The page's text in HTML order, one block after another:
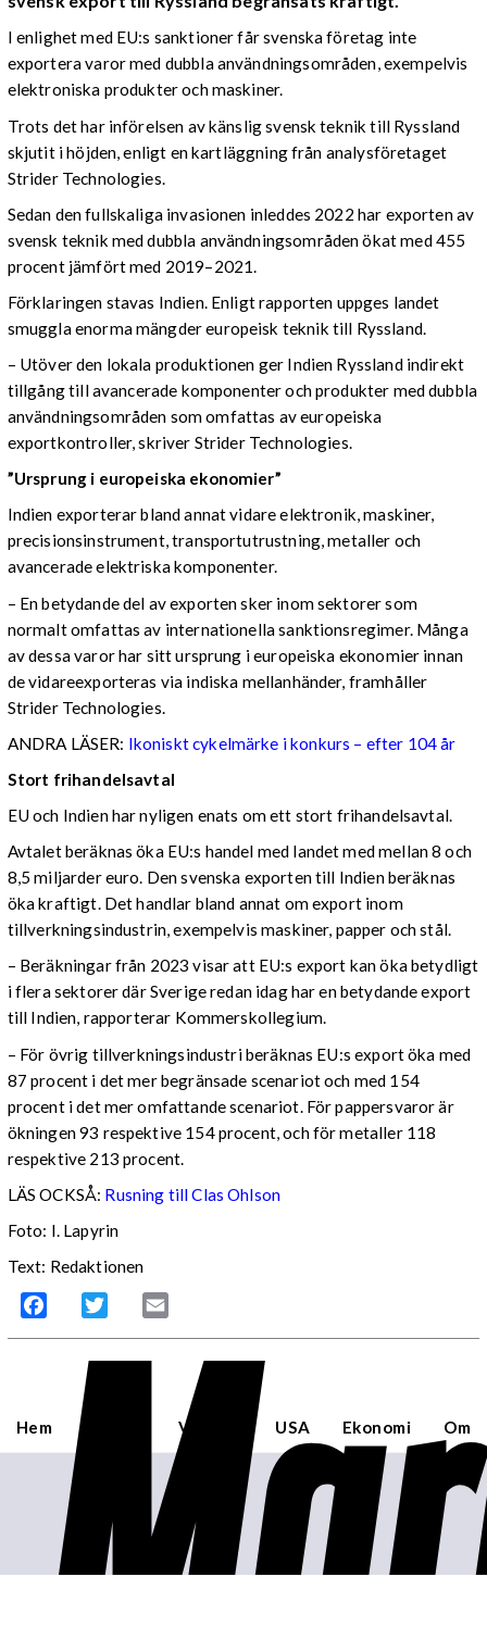
I enlighet med EU:s sanktioner får svenska företag inte
exportera varor med dubbla användningsområden, exempelvis
elektroniska produkter och maskiner.
Trots det har införelsen av känslig svensk teknik till Ryssland
skjutit i höjden, enligt en kartläggning från analysföretaget
Strider Technologies.
Sedan den fullskaliga invasionen inleddes 2022 har exporten av
svensk teknik med dubbla användningsområden ökat med 455
procent jämfört med 2019–2021.
Förklaringen stavas Indien. Enligt rapporten uppges landet
smuggla enorma mängder europeisk teknik till Ryssland.
– Utöver den lokala produktionen ger Indien Ryssland indirekt
tillgång till avancerade komponenter och produkter med dubbla
användningsområden som omfattas av europeiska
exportkontroller, skriver Strider Technologies.
”Ursprung i europeiska ekonomier”
Indien exporterar bland annat vidare elektronik, maskiner,
precisionsinstrument, transportutrustning, metaller och
avancerade elektriska komponenter.
– En betydande del av exporten sker inom sektorer som
normalt omfattas av internationella sanktionsregimer. Många
av dessa varor har sitt ursprung i europeiska ekonomier innan
de vidareexporteras via indiska mellanhänder, framhåller
Strider Technologies.
ANDRA LÄSER: Ikoniskt cykelmärke i konkurs – efter 104 år
Stort frihandelsavtal
EU och Indien har nyligen enats om ett stort frihandelsavtal.
Avtalet beräknas öka EU:s handel med landet med mellan 8 och
8,5 miljarder euro. Den svenska exporten till Indien beräknas
öka kraftigt. Det handlar bland annat om export inom
tillverkningsindustrin, exempelvis maskiner, papper och stål.
– Beräkningar från 2023 visar att EU:s export kan öka betydligt
i flera sektorer där Sverige redan idag har en betydande export
till Indien, rapporterar Kommerskollegium.
– För övrig tillverkningsindustri beräknas EU:s export öka med
87 procent i det mer begränsade scenariot och med 154
procent i det mer omfattande scenariot. För pappersvaror är
ökningen 93 respektive 154 procent, och för metaller 118
respektive 213 procent.
LÄS OCKSÅ: Rusning till Clas Ohlson
Foto: I. Lapyrin
Text: Redaktionen
Facebook Twitter
Hem Världen USA Ekonomi Om